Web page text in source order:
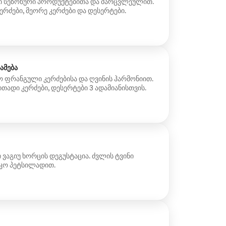
კერძები, მეორე კერძები და დესერტები.
კერძებისა და ღვინის ჰარმონიით.
კერძები, დესერტები 3 ადამიანისთვის.
ხორცის დეგუსტაცია. ძვლის ტვინი
პეტსილადით.